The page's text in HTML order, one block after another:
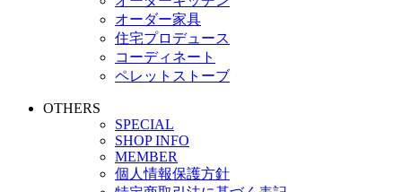
オーダー家具
住宅プロデュース
コーディネート
ペレットストーブ
OTHERS
SPECIAL
SHOP INFO
MEMBER
個人情報保護方針